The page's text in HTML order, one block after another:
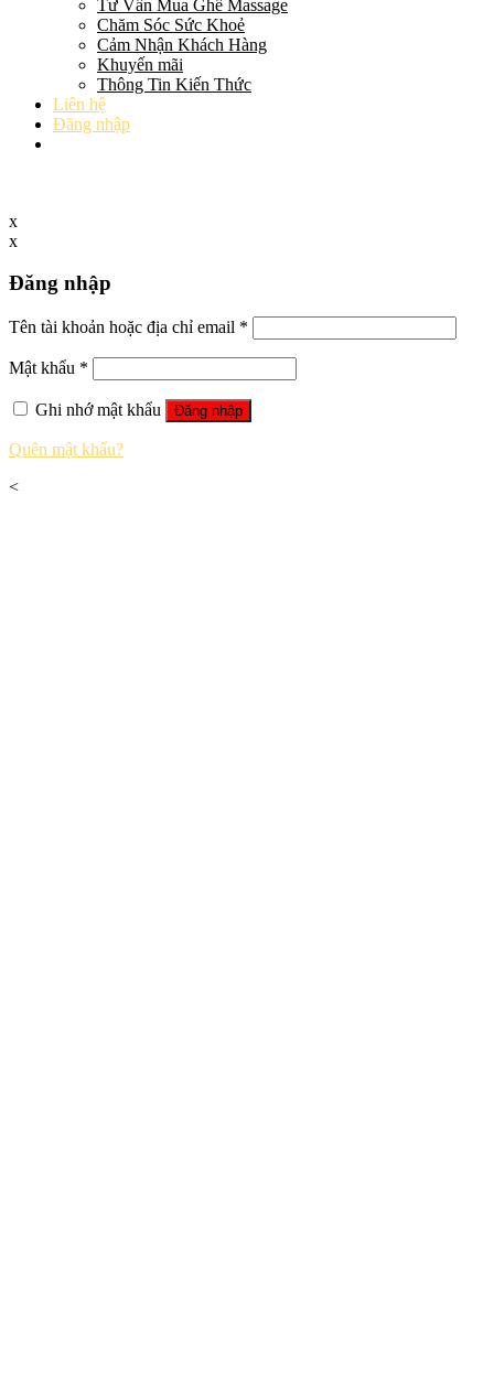
Tư Vấn Mua Ghế Massage
Chăm Sóc Sức Khoẻ
Cảm Nhận Khách Hàng
Khuyến mãi
Thông Tin Kiến Thức
Liên hệ
Đăng nhập
x
x
Đăng nhập
Tên tài khoản hoặc địa chỉ email *
Mật khẩu *
Ghi nhớ mật khẩu Đăng nhập
Quên mật khẩu?
<